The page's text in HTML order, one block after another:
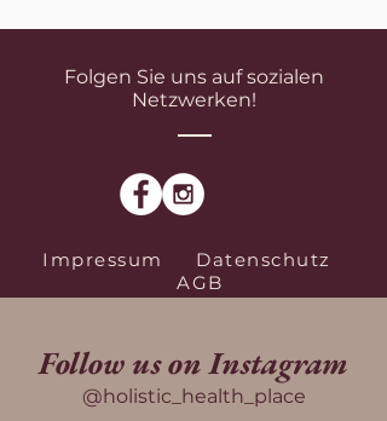
Folgen Sie uns auf sozialen
Netzwerken!
Impressum
Datenschutz
AGB
Follow us on Instagram
@holistic_health_place